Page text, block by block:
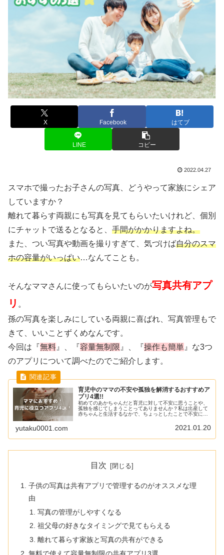
X Facebook はてブ
LINE コピー
2022.04.27
スマホで撮ったお子さんの写真、どうやって家族にシェア
していますか？
離れて暮らす両親にも写真を見てもらいたいけれど、個別
にチャットで送るとなると、 手間がかかりますよね。
また、つい写真や動画を撮りすぎて、気づけば自分のスマ
ホの容量がいっぱい…なんてことも。
そんなママさんに使ってもらいたいのが写真共有アプ
リ 。
孫の写真を楽しみにしている両親に喜ばれ、写真管理もで
きて、いいことずくめなんです。
今回は『無料 』、『容量無制限 』、『操作も簡単 』な3つ
のアプリについて調べたのでご紹介します。
育児中のママの不安や孤独を解消するおすすめア
プリ4選!!
初めてのあかちゃんだと育児に対して不安に思うことや、
孤独を感じてしまうことってありませんか？私は出産して
赤ちゃんと生活するなかで、ちょっとしたことで不安に思
yutaku0001.com 2021.01.20
目次
子供の写真は共有アプリで管理するのがオススメな理
由
写真の管理がしやすくなる
祖父母の好きなタイミングで見てもらえる
離れて暮らす家族と写真の共有ができる